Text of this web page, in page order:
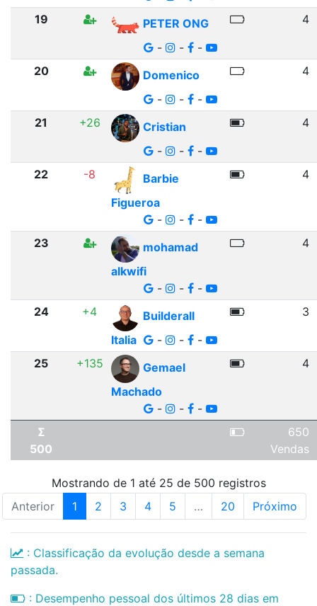
19
PETER ONG
-
- -
4
20
Domenico
-
- -
4
21 +26
Cristian
-
- -
4
22 -8
Barbie
Figueroa
-
- -
4
23
mohamad
alkwifi
-
- -
4
24 +4
Builderall
Italia
- - -
3
25 +135
Gemael
Machado
-
- -
4
Σ
500
650
Vendas
Mostrando de 1 até 25 de 500 registros
Anterior
1 2 3 4 5 … 20 Próximo
: Classificação da evolução desde a semana
passada.
: Desempenho pessoal dos últimos 28 dias em